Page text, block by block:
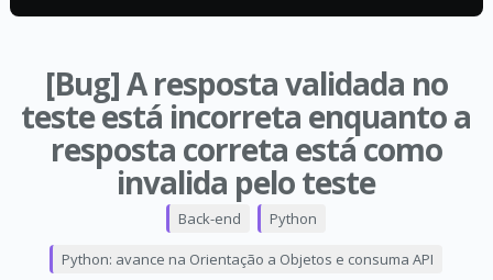
[Bug] A resposta validada no
teste está incorreta enquanto a
resposta correta está como
invalida pelo teste
Back-end Python
Python: avance na Orientação a Objetos e consuma API